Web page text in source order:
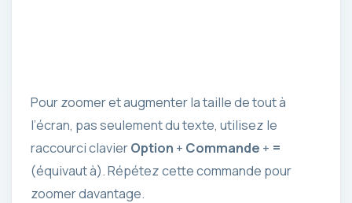
Pour zoomer et augmenter la taille de tout à
l’écran, pas seulement du texte, utilisez le
raccourci clavierOption + Commande + =
(équivaut à). Répétez cette commande pour
zoomer davantage.